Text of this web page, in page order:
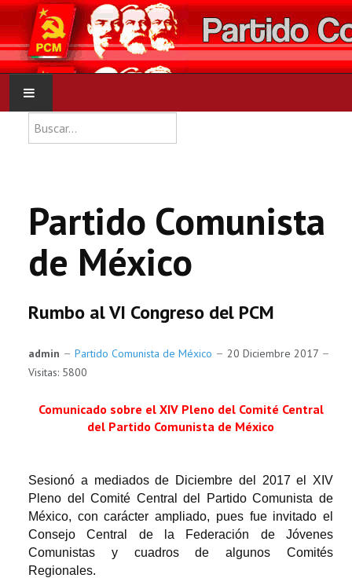
INICIO
NOTICIAS
DOCUMENTOS
Buscar
Partido Comunista
de México
Rumbo al VI Congreso del PCM
admin Partido Comunista de México
20 Diciembre 2017
Visitas: 5800
Comunicado sobre el XIV Pleno del Comité Central
del Partido Comunista de México
Sesionó a mediados de Diciembre del 2017 el XIV
Pleno del Comité Central del Partido Comunista de
México, con carácter ampliado, pues fue invitado el
Consejo Central de la Federación de Jóvenes
Comunistas y cuadros de algunos Comités
Regionales.